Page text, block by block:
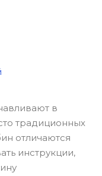
в
традиционных
отличаются
инструкции,